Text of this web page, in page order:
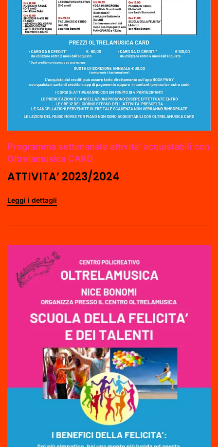
Programma settimanale attivita’ acquistabili con
Oltrelamusica CARD
ATTIVITA’ 2023/2024
Leggi i dettagli